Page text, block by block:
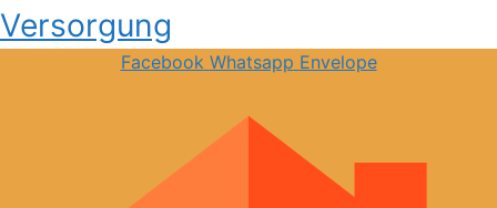
Versorgung
Facebook Whatsapp Envelope